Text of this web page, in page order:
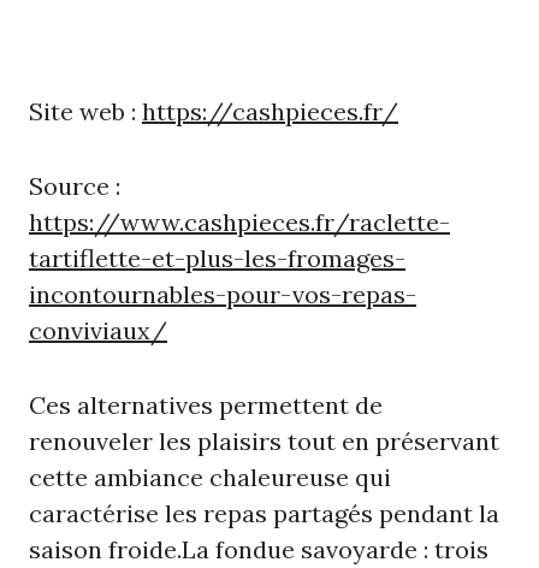
Site web : https://cashpieces.fr/
Source :
https://www.cashpieces.fr/raclette-
tartiflette-et-plus-les-fromages-
incontournables-pour-vos-repas-
conviviaux/
Ces alternatives permettent de
renouveler les plaisirs tout en préservant
cette ambiance chaleureuse qui
caractérise les repas partagés pendant la
saison froide.La fondue savoyarde : trois